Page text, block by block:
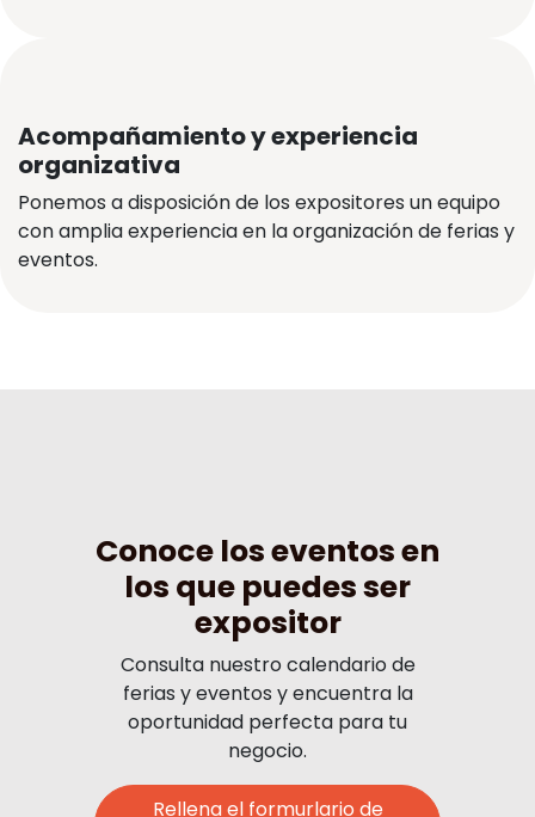
Acompañamiento y experiencia
organizativa
Ponemos a disposición de los expositores un equipo
con amplia experiencia en la organización de ferias y
eventos.
Conoce los eventos en
los que puedes ser
expositor
Consulta nuestro calendario de
ferias y eventos y encuentra la
oportunidad perfecta para tu
negocio.
Rellena el formurlario de